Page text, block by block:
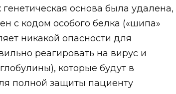
основа была удалена,
с кодом особого белка («шипа»
никакой опасности для
реагировать на вирус и
которые будут в
полной защиты пациенту